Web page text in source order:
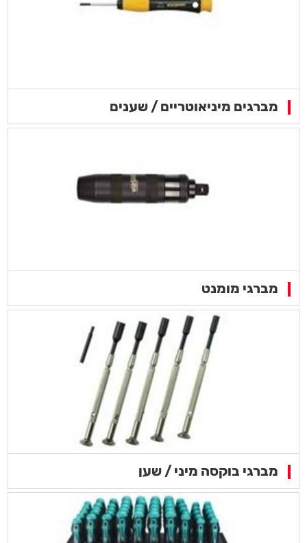
מברגים מיניאוטריים / שענים
מברגי מומנט
מברגי בוקסה מיני / שען